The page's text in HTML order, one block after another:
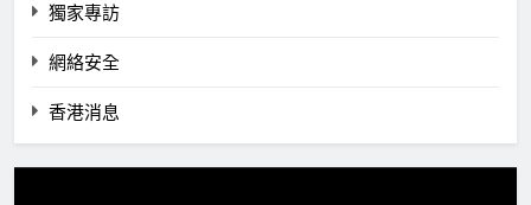
獨家專訪
網絡安全
香港消息